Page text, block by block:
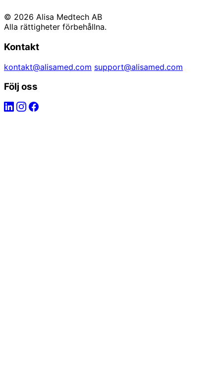
© 2026 Alisa Medtech AB
Alla rättigheter förbehållna.
Kontakt
kontakt@alisamed.com support@alisamed.com
Följ oss